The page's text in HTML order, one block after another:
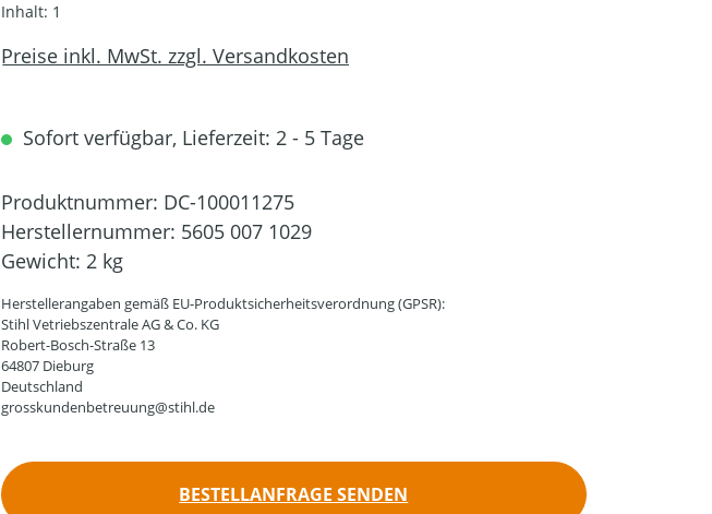
Inhalt: 1
Preise inkl. MwSt. zzgl. Versandkosten
Sofort verfügbar, Lieferzeit: 2 - 5 Tage
Produktnummer: DC-100011275
Herstellernummer: 5605 007 1029
Gewicht: 2 kg
Herstellerangaben gemäß EU-Produktsicherheitsverordnung (GPSR):
Stihl Vetriebszentrale AG & Co. KG
Robert-Bosch-Straße 13
64807 Dieburg
Deutschland
grosskundenbetreuung@stihl.de
BESTELLANFRAGE SENDEN